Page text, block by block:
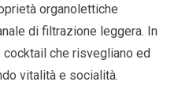
organolettiche
di filtrazione leggera. In
che risvegliano ed
vitalità e socialità.